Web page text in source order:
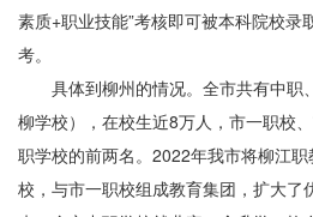
素质+职业技能”考核即可被本科院校录
考。
具体到柳州的情况。全市共有中职
柳学校），在校生近8万人，市一职校
职学校的前两名。2022年我市将柳江
校，与市一职校组成教育集团，扩大了